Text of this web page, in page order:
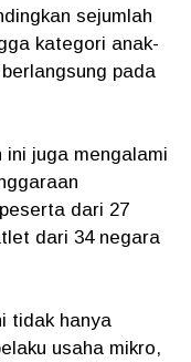
sejumlah
kategori anak-
pada
juga mengalami
dari 27
dari 34 negara
tidak hanya
usaha mikro,